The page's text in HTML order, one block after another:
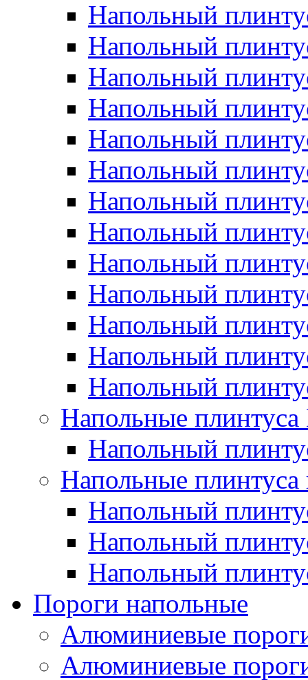
Напольный
Напольный
Напольный
Напольный
Напольный
Напольный
Напольный
Напольный
Напольный
Напольный
Напольный
Напольный
Напольный
Напольные
Напольный
Напольные плинтуса
Напольный
Напольный
Напольный
Пороги напольные
Алюминиевые
Алюминиевые